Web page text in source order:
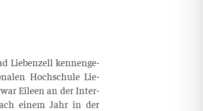
Lie­ben­zell ken­nen­ge­
Hoch­schu­le Lie­
Eileen an der Inter­
einem Jahr in der